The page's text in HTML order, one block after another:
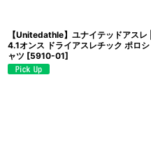
【Unitedathle】ユナイテッドアスレ |
4.1オンス ドライアスレチック ポロシ
ャツ [5910-01]